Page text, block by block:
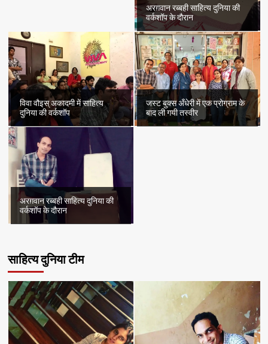
अरग़वान रब्बही साहित्य दुनिया की
वर्कशॉप के दौरान
विवा वौइस् अकादमी में साहित्य
दुनिया की वर्कशॉप
जस्ट बुक्स अँधेरी में एक प्रोग्राम के
बाद ली गयी तस्वीर
अरग़वान रब्बही साहित्य दुनिया की
वर्कशॉप के दौरान
साहित्य दुनिया टीम